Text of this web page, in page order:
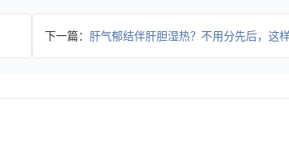
下一篇： 肝气郁结伴肝胆湿热？不用分先后，这样治更高